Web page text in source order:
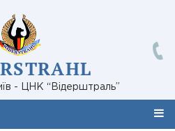
- ЦНК “Відерштраль”